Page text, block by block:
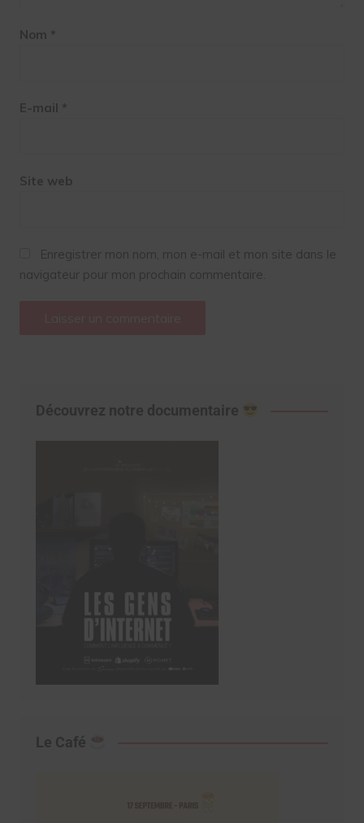
Nom *
E-mail *
Site web
Enregistrer mon nom, mon e-mail et mon site dans le
navigateur pour mon prochain commentaire.
Découvrez notre documentaire
Le Café